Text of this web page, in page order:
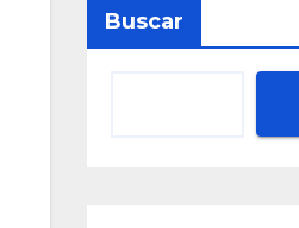
Buscar